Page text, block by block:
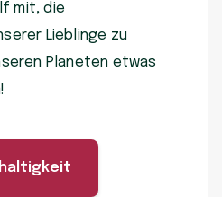
mit, die
Lieblinge zu
Planeten etwas